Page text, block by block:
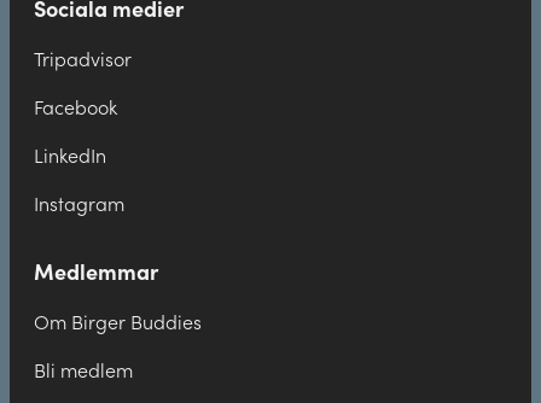
Sociala medier
Tripadvisor
Facebook
LinkedIn
Instagram
Medlemmar
Om Birger Buddies
Bli medlem